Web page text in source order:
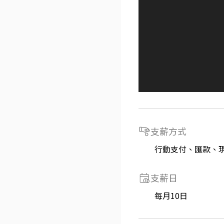
支薪方式
行動支付、匯款、
支薪日
每月10日